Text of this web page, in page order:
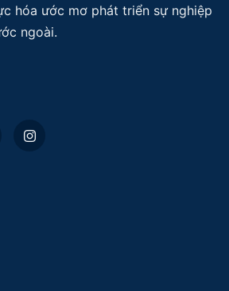
hóa ước mơ phát triển sự nghiệp
ngoài.